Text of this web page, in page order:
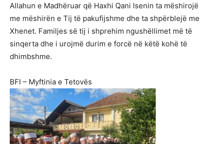
Allahun e Madhëruar që Haxhi Qani Isenin ta mëshirojë
me mëshirën e Tij të pakufijshme dhe ta shpërblejë me
Xhenet. Familjes së tij i shprehim ngushëllimet më të
sinqerta dhe i urojmë durim e forcë në këtë kohë të
dhimbshme.
BFI – Myftinia e Tetovës